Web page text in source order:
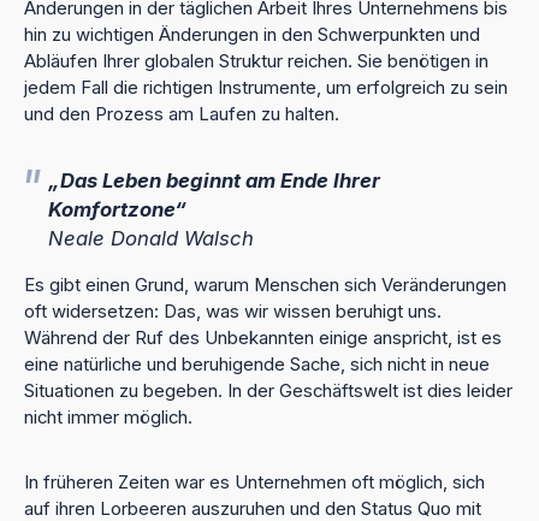
Änderungen in der täglichen Arbeit Ihres Unternehmens bis
hin zu wichtigen Änderungen in den Schwerpunkten und
Abläufen Ihrer globalen Struktur reichen. Sie benötigen in
jedem Fall die richtigen Instrumente, um erfolgreich zu sein
und den Prozess am Laufen zu halten.
„Das Leben beginnt am Ende Ihrer
Komfortzone“
Neale Donald Walsch
Es gibt einen Grund, warum Menschen sich Veränderungen
oft widersetzen: Das, was wir wissen beruhigt uns.
Während der Ruf des Unbekannten einige anspricht, ist es
eine natürliche und beruhigende Sache, sich nicht in neue
Situationen zu begeben. In der Geschäftswelt ist dies leider
nicht immer möglich.
In früheren Zeiten war es Unternehmen oft möglich, sich
auf ihren Lorbeeren auszuruhen und den Status Quo mit